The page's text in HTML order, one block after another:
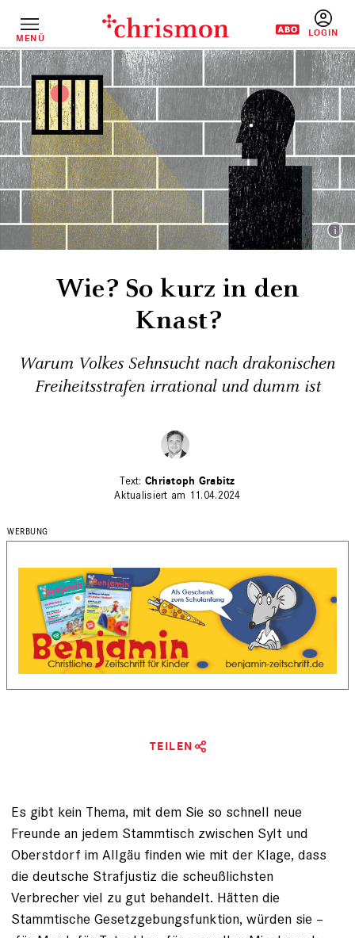
InhaltMENÜ
Wie? So kurz in den
Knast?
Warum Volkes Sehnsucht nach drakonischen
Freiheitsstrafen irrational und dumm ist
Christoph Grabitz
Aktualisiert am 11.04.2024
TEILEN
Es gibt kein Thema, mit dem Sie so schnell neue
Freunde an jedem Stammtisch zwischen Sylt und
Oberstdorf im Allgäu finden wie mit der Klage, dass
die deutsche Straf­justiz die scheußlichsten
Verbrecher viel zu gut behandelt. Hätten die
Stammtische Gesetzgebungsfunktion, würden sie –